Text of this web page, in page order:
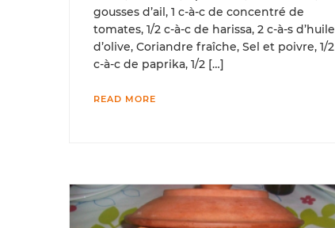
gousses d’ail, 1 c-à-c de concentré de
tomates, 1/2 c-à-c de harissa, 2 c-à-s d’huile
d’olive, Coriandre fraîche, Sel et poivre, 1/2
c-à-c de paprika, 1/2 […]
READ MORE